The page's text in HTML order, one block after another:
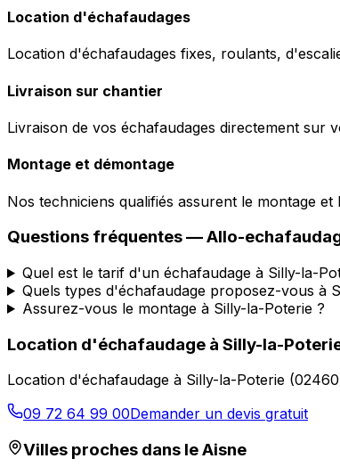
Location d'échafaudages
Location d'échafaudages fixes, roulants,
Livraison sur chantier
Livraison de vos échafaudages directement sur
Montage et démontage
Nos techniciens qualifiés assurent le montage
Questions fréquentes —Allo-
Quel est le tarif d'un échafaudage à Silly-la-
Quels types d'échafaudage proposez-vous à
Assurez-vous le montage à Silly-la-Poterie ?
Location d'échafaudage à Silly-la-
Location d'échafaudage à Silly-la-Poterie (02460
09 72 64 99 00Demander un devis gratuit
Villes proches dans leAisne